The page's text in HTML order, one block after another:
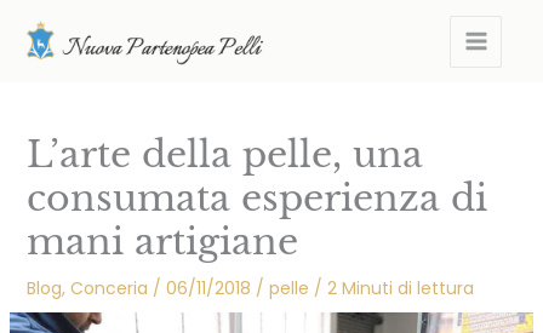
L’arte della pelle, una
consumata esperienza di
mani artigiane
Blog, Conceria / 06/11/2018 / pelle / 2 Minuti di lettura